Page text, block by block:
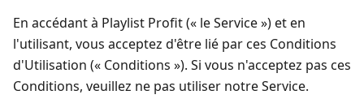
En accédant à Playlist Profit (« le Service ») et en
l'utilisant, vous acceptez d'être lié par ces Conditions
d'Utilisation (« Conditions »). Si vous n'acceptez pas ces
Conditions, veuillez ne pas utiliser notre Service.